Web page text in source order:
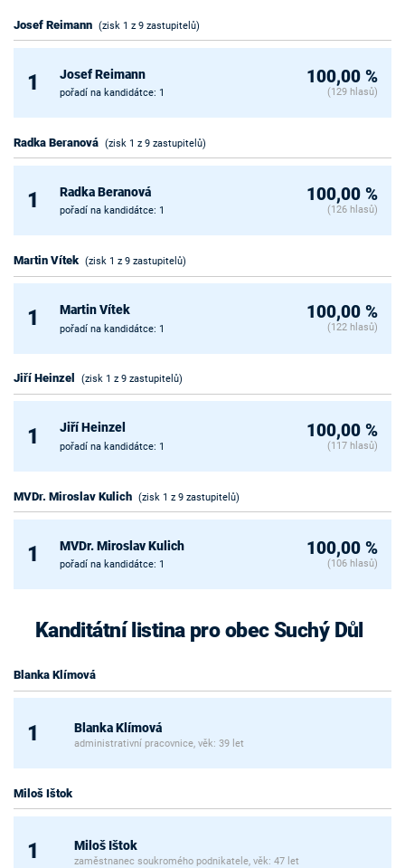
Josef Reimann (zisk 1 z 9 zastupitelů)
1 Josef Reimann
pořadí na kandidátce: 1
100,00 %
(129 hlasů)
Radka Beranová (zisk 1 z 9 zastupitelů)
1 Radka Beranová
pořadí na kandidátce: 1
100,00 %
(126 hlasů)
Martin Vítek (zisk 1 z 9 zastupitelů)
1 Martin Vítek
pořadí na kandidátce: 1
100,00 %
(122 hlasů)
Jiří Heinzel (zisk 1 z 9 zastupitelů)
1 Jiří Heinzel
pořadí na kandidátce: 1
100,00 %
(117 hlasů)
MVDr. Miroslav Kulich (zisk 1 z 9 zastupitelů)
1 MVDr. Miroslav Kulich
pořadí na kandidátce: 1
100,00 %
(106 hlasů)
Kanditátní listina pro obec Suchý Důl
Blanka Klímová
1 Blanka Klímová
administrativní pracovnice, věk: 39 let
Miloš Ištok
1 Miloš Ištok
zaměstnanec soukromého podnikatele, věk: 47 let